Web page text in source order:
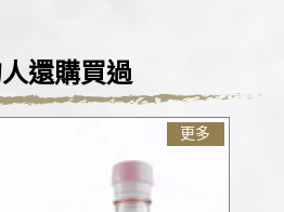
還購買過
更多